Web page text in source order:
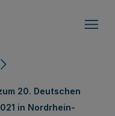
20. Deutschen
in Nordrhein-